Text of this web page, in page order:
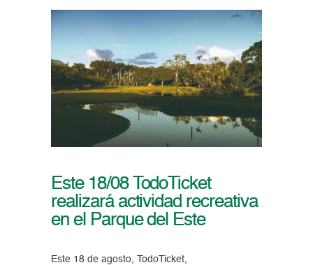
Este 18/08 TodoTicket
realizará actividad recreativa
en el Parque del Este
Este 18 de agosto, TodoTicket,